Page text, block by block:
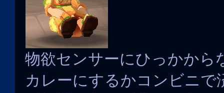
物欲センサーにひっかから
カレーにするかコンビニで